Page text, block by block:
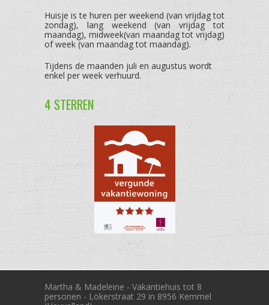
Huisje is te huren per weekend (van vrijdag tot
zondag), lang weekend (van vrijdag tot
maandag), midweek(van maandag tot vrijdag)
of week (van maandag tot maandag).
Tijdens de maanden juli en augustus wordt
enkel per week verhuurd.
4 STERREN
Martha & Madeleine - Vakantiehuis tot 8
personen - Lokerstraat 29 in 8956 Kemmel